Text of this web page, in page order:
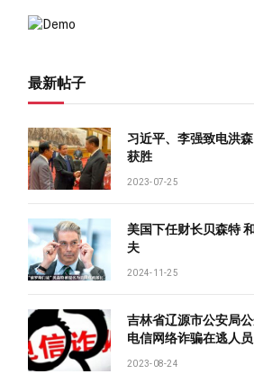
最新帖子
习近平、李强致电洪
获胜
2023-07-25
美国下任财长贝森特
夫
2024-11-25
吉林省辽源市公安局
电信网络诈骗在逃人员
2023-08-24